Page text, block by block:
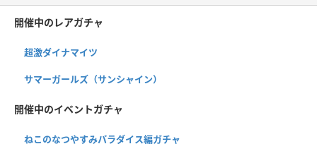
開催中のレアガチャ
超激ダイナマイツ
サマーガールズ（サンシャイン）
開催中のイベントガチャ
ねこのなつやすみパラダイス編ガチャ